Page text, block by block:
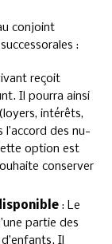
conjoint
:
reçoit
Il pourra ainsi
intérêts,
l’accord des nu-
option est
conserver
: Le
partie des
Il